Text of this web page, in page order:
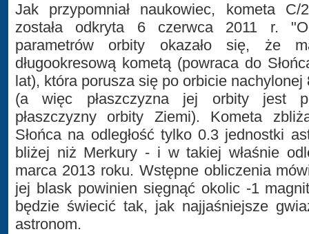
Jak przypomniał naukowiec, kometa C/
została odkryta 6 czerwca 2011 r.
parametrów orbity okazało się, że
długookresową kometą (powraca do
lat), która porusza się po orbicie
(a więc płaszczyzna jej orbity jest
płaszczyzny orbity Ziemi). Kometa
Słońca na odległość tylko 0.3 jednostki
bliżej niż Merkury - i w takiej właśnie
marca 2013 roku. Wstępne obliczenia
jej blask powinien sięgnąć okolic -1
będzie świecić tak, jak najjaśniejsze
astronom.